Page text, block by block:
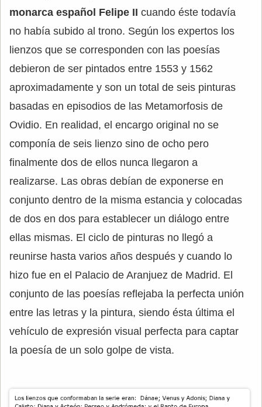
monarca español Felipe II cuando éste todavía
no había subido al trono. Según los expertos los
lienzos que se corresponden con las poesías
debieron de ser pintados entre 1553 y 1562
aproximadamente y son un total de seis pinturas
basadas en episodios de las Metamorfosis de
Ovidio. En realidad, el encargo original no se
componía de seis lienzo sino de ocho pero
finalmente dos de ellos nunca llegaron a
realizarse. Las obras debían de exponerse en
conjunto dentro de la misma estancia y colocadas
de dos en dos para establecer un diálogo entre
ellas mismas. El ciclo de pinturas no llegó a
reunirse hasta varios años después y cuando lo
hizo fue en el Palacio de Aranjuez de Madrid. El
conjunto de las poesías reflejaba la perfecta unión
entre las letras y la pintura, siendo ésta última el
vehículo de expresión visual perfecta para captar
la poesía de un solo golpe de vista.